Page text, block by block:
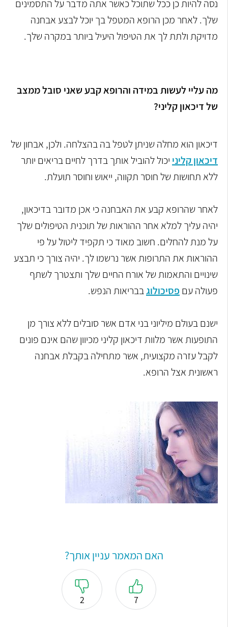
נסה להיות כן ככל שתוכל כאשר אתה מדבר על התסמינים
שלך. לאחר מכן הרופא המטפל בך יוכל לבצע אבחנה
מדויקת ולתת לך את הטיפול היעיל ביותר במקרה שלך.
מה עליי לעשות במידה והרופא קבע שאני סובל ממצב
של דיכאון קליני?
דיכאון הוא מחלה שניתן לטפל בה בהצלחה. ולכן, אבחון של
דיכאון קליני יכול להוביל אותך בדרך לחיים בריאים יותר
ללא תחושות של חוסר תקווה, ייאוש וחוסר תועלת.
לאחר שהרופא קבע את האבחנה כי אכן מדובר בדיכאון,
יהיה עליך למלא אחר ההוראות של תוכנית הטיפולים שלך
על מנת להחלים. חשוב מאוד כי תקפיד ליטול על פי
ההוראות את התרופות אשר נרשמו לך. יהיה צורך כי תבצע
שינויים והתאמות של אורח החיים שלך ותצטרך לשתף
פעולה עם פסיכולוגבבריאות הנפש.
ישנם בעולם מיליוני בני אדם אשר סובלים ללא צורך מן
התופעות אשר מלוות דיכאון קליני מכיוון שהם אינם פונים
לקבל עזרה מקצועית, אשר מתחילה בקבלת אבחנה
ראשונית אצל הרופא.
האם המאמר עניין אותך?
7
2